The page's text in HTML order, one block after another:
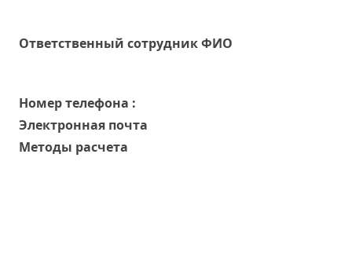
Oтветственный сотрудник ФИО
Номер телефона :
Электронная почта
Методы расчета